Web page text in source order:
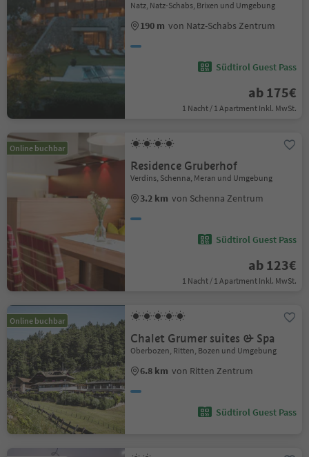
Natz, Natz-Schabs, Brixen und Umgebung
190 m von Natz-Schabs Zentrum
Südtirol Guest Pass
ab 175€
1 Nacht / 1 Apartment Inkl. MwSt.
Online buchbar
Residence Gruberhof
Verdins, Schenna, Meran und Umgebung
3.2 km von Schenna Zentrum
Südtirol Guest Pass
ab 123€
1 Nacht / 1 Apartment Inkl. MwSt.
Online buchbar
Chalet Grumer suites & Spa
Oberbozen, Ritten, Bozen und Umgebung
6.8 km von Ritten Zentrum
Südtirol Guest Pass